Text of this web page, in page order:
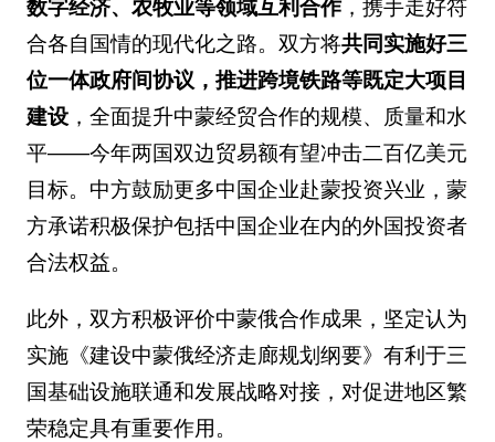
数字经济、农牧业等领域互利合作，携手走好符
合各自国情的现代化之路。双方将共同实施好三
位一体政府间协议，推进跨境铁路等既定大项目
建设，全面提升中蒙经贸合作的规模、质量和水
平——今年两国双边贸易额有望冲击二百亿美元
目标。中方鼓励更多中国企业赴蒙投资兴业，蒙
方承诺积极保护包括中国企业在内的外国投资者
合法权益。
此外，双方积极评价中蒙俄合作成果，坚定认为
实施《建设中蒙俄经济走廊规划纲要》有利于三
国基础设施联通和发展战略对接，对促进地区繁
荣稳定具有重要作用。